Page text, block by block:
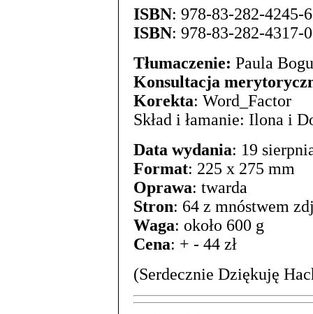
ISBN: 978-83-282-4245-
ISBN: 978-83-282-4317-
Tłumaczenie: Paula
Konsultacja
Korekta: Word_Factor
Skład i łamanie: Ilona i
Data wydania: 19
Format: 225 x 275 mm
Oprawa: twarda
Stron: 64 z mnóstwem
Waga: około 600 g
Cena: + - 44 zł
(Serdecznie Dziękuję